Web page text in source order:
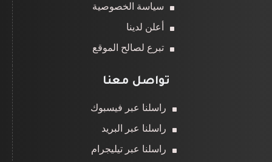
سياسة الخصوصية
أعلن لدينا
تبرع لصالح الموقع
تواصل معنا
راسلنا عبر فيسبوك
راسلنا عبر البريد
راسلنا عبر تيليجرام